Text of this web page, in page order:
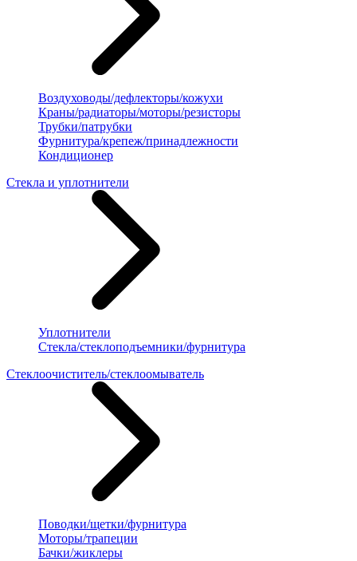
Воздуховоды/дефлекторы/кожухи
Краны/радиаторы/моторы/резисторы
Трубки/патрубки
Фурнитура/крепеж/принадлежности
Кондиционер
Стекла и уплотнители
Уплотнители
Стекла/стеклоподъемники/фурнитура
Стеклоочиститель/стеклоомыватель
Поводки/щетки/фурнитура
Моторы/трапеции
Бачки/жиклеры